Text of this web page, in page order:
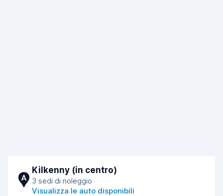
A
Kilkenny (in centro)
3 sedi di noleggio
Visualizza le auto disponibili